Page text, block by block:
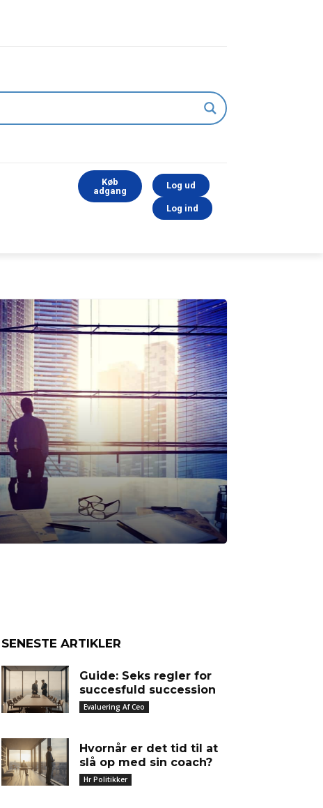
Køb
adgang
Log ud
Log ind
SENESTE ARTIKLER
Guide: Seks regler for
succesfuld succession
Evaluering Af Ceo
Hvornår er det tid til at
slå op med sin coach?
Hr Politikker